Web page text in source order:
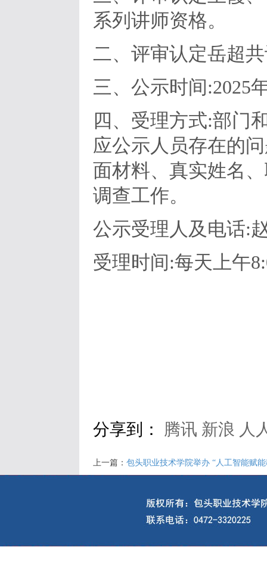
系列讲师资格。
二、评审认定岳超
三、公示时间:2025
四、受理方式:部门
应公示人员存在的
面材料、真实姓名
调查工作。
公示受理人及电话:
受理时间:每天上午
分享到： 腾讯 新浪 人
上一篇： 包头职业技术学院举办 “人工智能赋能教师教